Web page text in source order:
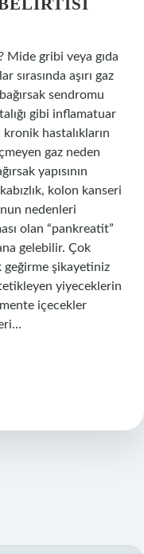
Mide gribi veya gıda
sırasında aşırı gaz
sendromu
gibi inflamatuar
kronik hastalıkların
gaz neden
yapısının
kolon kanseri
nedenleri
olan “pankreatit”
gelebilir. Çok
geğirme şikayetiniz
yiyeceklerin
içecekler